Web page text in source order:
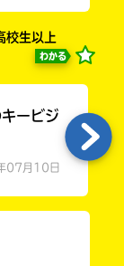
校生以上
わかる
ービジ
07月10日